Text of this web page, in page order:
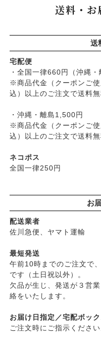
クリーム・オイル
├男性におすすめスキ
リップ・ハンドケア
├入浴用
└デオドラント
├ボディケア
├
ヘアケア
├無添加シャンプー
├無添加コンディショ
├石鹸シャンプー・リ
├界面活性剤不使用シャ
├メイク
├クレンジンク
├ファンデーション
├肌質・お悩み別スキンケ
├乾燥肌・敏感
├ オイリー肌
├
毛穴の黒ずみ・角質・
├シミ・くすみ
├エイジングケア
マヨネーズ・ソース
├漬物・乾物・海藻
├加工品
└コーヒー・茶類
かつらぎ（マグポーリ
├五條良品販売（五條の霧
├コズグロ
├ジザニア
├
ナイアード
├ハーブ研究所（山澤清）
├パルセイユ（ボンヌプ
├
ぺカルト
├ベビーマーク（シェルミ
├ロゴナ
├ビオカ
├マルカワ味噌
├ムソー
├渡部信一さんの無農薬豆
├がんこ本舗
├ナチュラムーン
└竹おやじ末廣さんの竹
無添加石鹸
├ヘアケア
└オーラルケア
送料・お
送
宅配便
・全国一律660円（沖縄・
※商品代金（クーポンご
込）以上のご注文で送料無
・沖縄・離島1,500円
※商品代金（クーポンご
込）以上のご注文で送料無
ネコポス
全国一律250円
お
配送業者
佐川急便、ヤマト運輸
最短発送
午前10時までのご注文で
です（土日祝以外）。
欠品が生じ、発送が３営
絡をいたします。
お届け日指定／宅配ボッ
ご注文時にご指示ください